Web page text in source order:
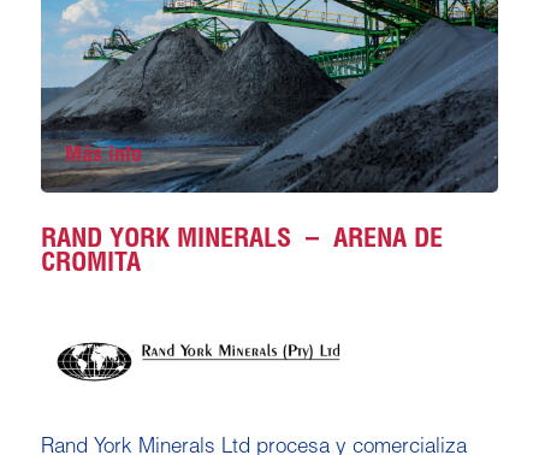
Más info
RAND YORK MINERALS – ARENA DE
CROMITA
Rand York Minerals Ltd procesa y comercializa